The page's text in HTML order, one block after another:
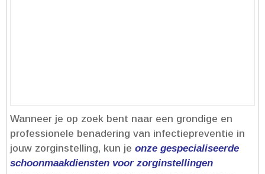
Wanneer je op zoek bent naar een grondige en
professionele benadering van infectiepreventie in
jouw zorginstelling, kun jeonze gespecialiseerde
schoonmaakdiensten voor zorginstellingen